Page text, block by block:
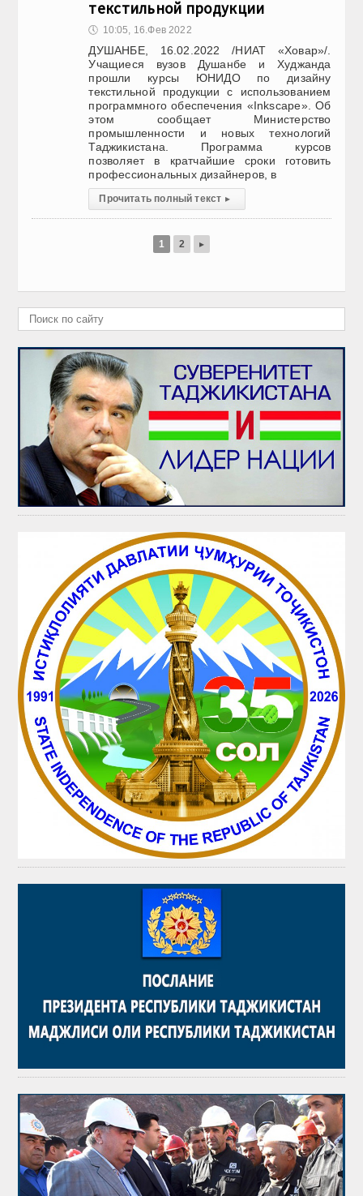
текстильной продукции
🕔 10:05, 16.Фев 2022
ДУШАНБЕ, 16.02.2022 /НИАТ «Ховар»/.
Учащиеся вузов Душанбе и Худжанда
прошли курсы ЮНИДО по дизайну
текстильной продукции с использованием
программного обеспечения «Inkscape». Об
этом сообщает Министерство
промышленности и новых технологий
Таджикистана. Программа курсов
позволяет в кратчайшие сроки готовить
профессиональных дизайнеров, в
Прочитать полный текст ▸
1 2 ▸